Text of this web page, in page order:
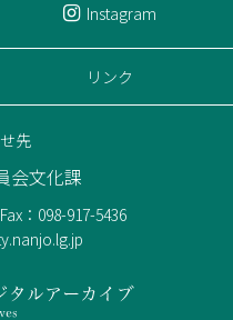
Instagram
リンク
先
会文化課
Fax：098-917-5436